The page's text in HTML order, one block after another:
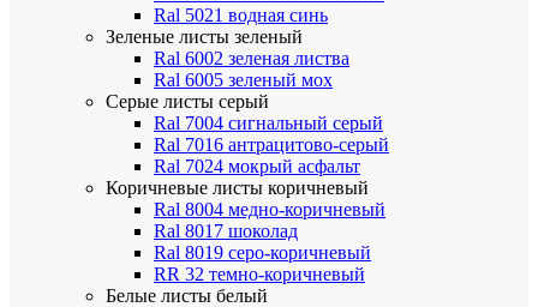
Ral 5021 водная синь
Зеленые листы зеленый
Ral 6002 зеленая листва
Ral 6005 зеленый мох
Серые листы серый
Ral 7004 сигнальный серый
Ral 7016 антрацитово-серый
Ral 7024 мокрый асфальт
Коричневые листы коричневый
Ral 8004 медно-коричневый
Ral 8017 шоколад
Ral 8019 серо-коричневый
RR 32 темно-коричневый
Белые листы белый